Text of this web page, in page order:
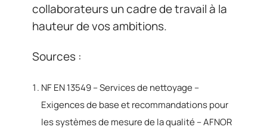
collaborateurs un cadre de travail à la
hauteur de vos ambitions.
Sources :
NF EN 13549 – Services de nettoyage –
Exigences de base et recommandations pour
les systèmes de mesure de la qualité – AFNOR